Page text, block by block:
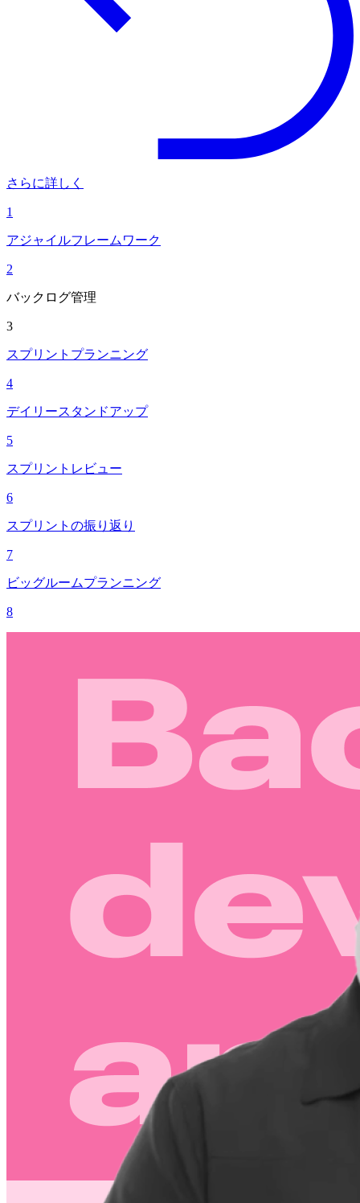
さらに詳しく
1
アジャイルフレームワーク
2
バックログ管理
3
スプリントプランニング
4
デイリースタンドアップ
5
スプリントレビュー
6
スプリントの振り返り
7
ビッグルームプランニング
8